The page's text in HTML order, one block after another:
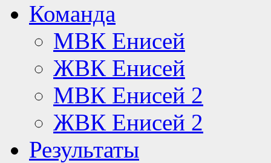
Команда
МВК Енисей
ЖВК Енисей
МВК Енисей 2
ЖВК Енисей 2
Результаты